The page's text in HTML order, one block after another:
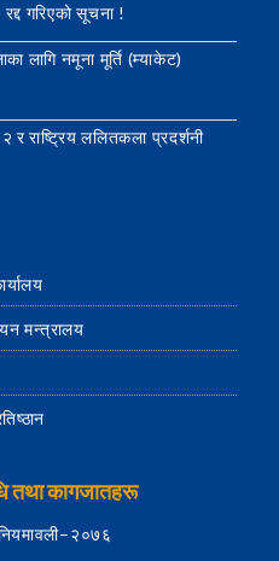
गरिएको सूचना !
लागि नमूना मूर्ति (म्याकेट)
राष्ट्रिय ललितकला प्रदर्शनी
मन्त्रालय
तथा कागजातहरू